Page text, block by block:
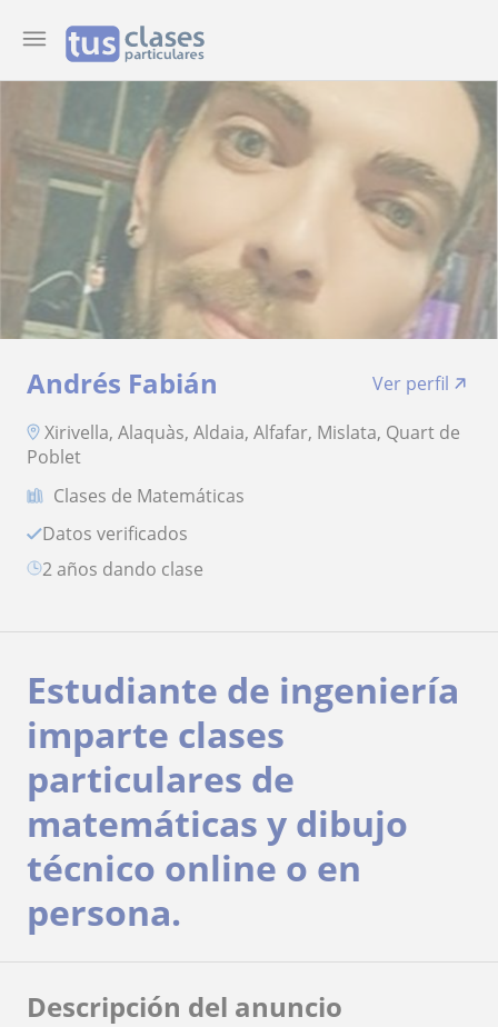
Andrés Fabián
Ver perfil
Xirivella, Alaquàs, Aldaia, Alfafar, Mislata, Quart de
Poblet
Clases de Matemáticas
Datos verificados
2 años dando clase
Estudiante de ingeniería
imparte clases
particulares de
matemáticas y dibujo
técnico online o en
persona.
Descripción del anuncio